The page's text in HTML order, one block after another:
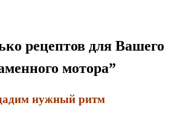
рецептов для Вашего
мотора”
нужный ритм